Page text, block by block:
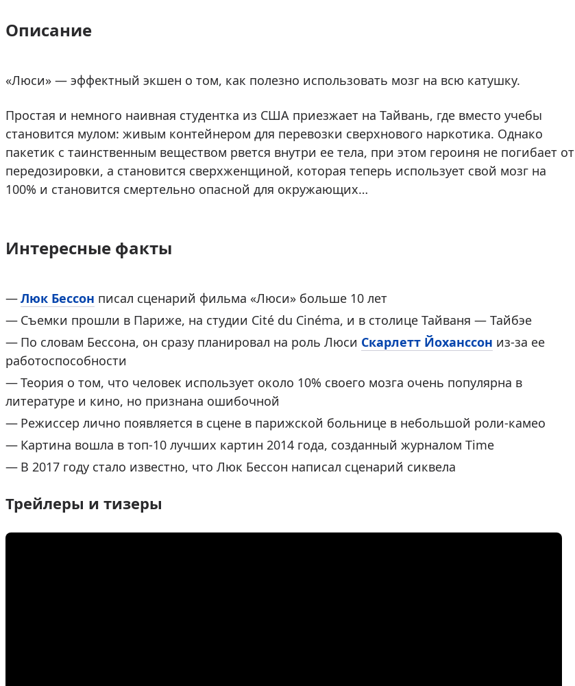
Описание
«Люси» — эффектный экшен о том, как полезно использовать мозг на всю катушку.
Простая и немного наивная студентка из США приезжает на Тайвань, где вместо учебы
становится мулом: живым контейнером для перевозки сверхнового наркотика. Однако
пакетик с таинственным веществом рвется внутри ее тела, при этом героиня не погибает от
передозировки, а становится сверхженщиной, которая теперь использует свой мозг на
100% и становится смертельно опасной для окружающих…
Интересные факты
Люк Бессон писал сценарий фильма «Люси» больше 10 лет
Съемки прошли в Париже, на студии Cité du Cinéma, и в столице Тайваня — Тайбэе
По словам Бессона, он сразу планировал на роль Люси Скарлетт Йоханссон из-за ее
работоспособности
Теория о том, что человек использует около 10% своего мозга очень популярна в
литературе и кино, но признана ошибочной
Режиссер лично появляется в сцене в парижской больнице в небольшой роли-камео
Картина вошла в топ-10 лучших картин 2014 года, созданный журналом Time
В 2017 году стало известно, что Люк Бессон написал сценарий сиквела
Трейлеры и тизеры